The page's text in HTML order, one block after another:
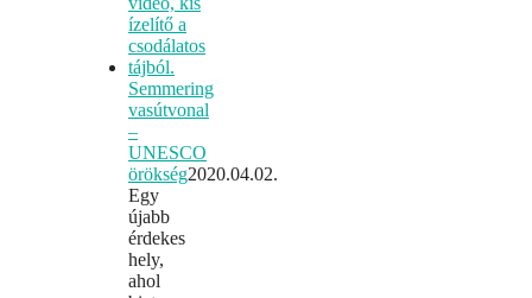
Semmering
vasútvonal
–
UNESCO
örökség2020.04.02.
Egy
újabb
érdekes
hely,
ahol